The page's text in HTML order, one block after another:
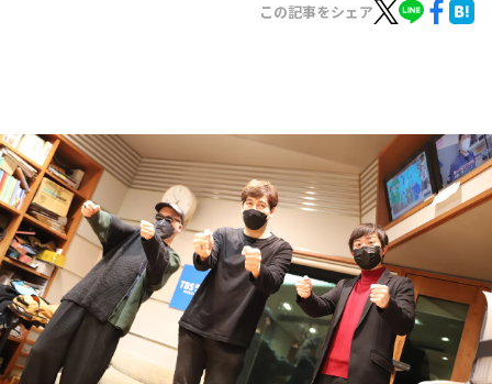
お知らせ
イベント・グッズ
YouTube
会社情報
この記事をシェア